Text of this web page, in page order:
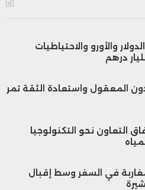
والأورو والاحتياطيات
المعقول واستعادة الثقة تمر
التعاون نحو التكنولوجيا
المغاربة في السفر وسط إقبال